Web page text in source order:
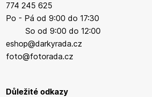
774 245 625
Po - Pá od 9:00 do 17:30
So od 9:00 do 12:00
eshop@darkyrada.cz
foto@fotorada.cz
Důležité odkazy